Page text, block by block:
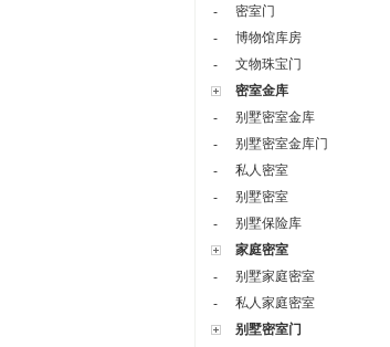
-
密室门
-
博物馆库房
-
文物珠宝门
密室金库
-
别墅密室金库
-
别墅密室金库门
-
私人密室
-
别墅密室
-
别墅保险库
家庭密室
-
别墅家庭密室
-
私人家庭密室
别墅密室门